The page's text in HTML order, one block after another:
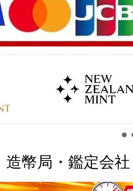
造幣局・鑑定会